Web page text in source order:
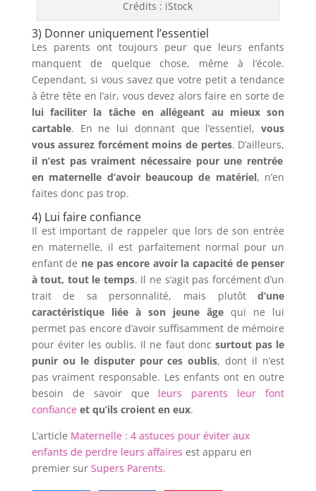
Crédits : iStock
3) Donner uniquement l’essentiel
Les parents ont toujours peur que leurs enfants
manquent de quelque chose, même à l’école.
Cependant, si vous savez que votre petit a tendance
à être tête en l’air, vous devez alors faire en sorte de
lui faciliter la tâche en allégeant au mieux son
cartable. En ne lui donnant que l’essentiel,vous
vous assurez forcément moins de pertes. D’ailleurs,
il n’est pas vraiment nécessaire pour une rentrée
en maternelle d’avoir beaucoup de matériel, n’en
faites donc pas trop.
4) Lui faire confiance
Il est important de rappeler que lors de son entrée
en maternelle, il est parfaitement normal pour un
enfant de ne pas encore avoir la capacité de penser
à tout, tout le temps. Il ne s’agit pas forcément d’un
trait de sa personnalité, mais plutôtd’une
caractéristique liée à son jeune âge qui ne lui
permet pas encore d’avoir suffisamment de mémoire
pour éviter les oublis. Il ne faut donc surtout pas le
punir ou le disputer pour ces oublis, dont il n’est
pas vraiment responsable. Les enfants ont en outre
besoin de savoir que leurs parents leur font
confiance et qu’ils croient en eux.
L’article Maternelle : 4 astuces pour éviter aux
enfants de perdre leurs affaires est apparu en
premier sur Supers Parents.